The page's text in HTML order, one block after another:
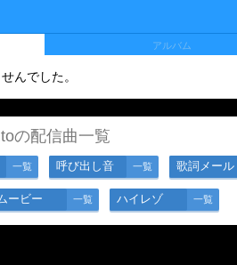
アルバム
んでした。
の配信曲一覧
一覧 呼び出し音 一覧 歌詞メール
ービー 一覧 ハイレゾ 一覧